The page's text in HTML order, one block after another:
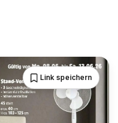
Link speichern